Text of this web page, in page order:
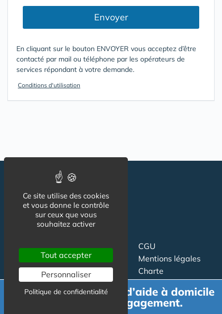
Envoyer
En cliquant sur le bouton ENVOYER vous acceptez d’être
contacté par mail ou téléphone par les opérateurs de
services répondant à votre demande.
Conditions d'utilisation
CGU
Mentions légales
Charte
Contact
Proposer un article
Relation presse
Demande de devis d’aide à domicile
gratuit et sans engagement.
Ce site utilise des cookies
et vous donne le contrôle
sur ceux que vous
souhaitez activer
Tout accepter
Personnaliser
Politique de confidentialité